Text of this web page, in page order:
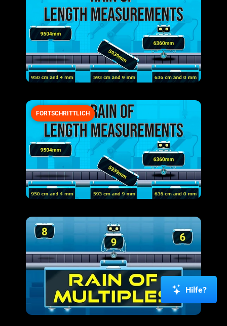
FORTSCHRITTLICH
Hilfe?